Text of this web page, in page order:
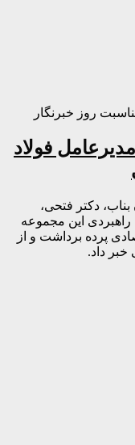
روز خبرنگار
فولاد
دکتر فتحی،
راهبردی این مجموعه
پرده برداشت و از
داد.